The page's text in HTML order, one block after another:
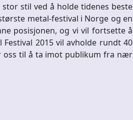
stil ved å holde tidenes beste
metal-festival i Norge og en
posisjonen, og vi vil fortsette å
2015 vil avholde rundt 40
oss til å ta imot publikum fra nær